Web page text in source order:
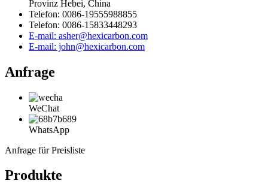
Provinz Hebei, China
Telefon: 0086-19555988855
Telefon: 0086-15833448293
E-mail: asher@hexicarbon.com
E-mail: john@hexicarbon.com
Anfrage
WeChat
WhatsApp
Anfrage für Preisliste
Produkte